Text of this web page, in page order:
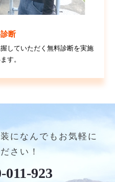
断
していただく無料診断を実施
す。
になんでもお気軽に
さい！
011-923